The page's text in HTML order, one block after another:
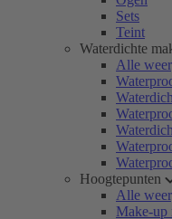
Sets
Teint
Waterdichte
Alle
Hoogtepunten
Alle
Make-up